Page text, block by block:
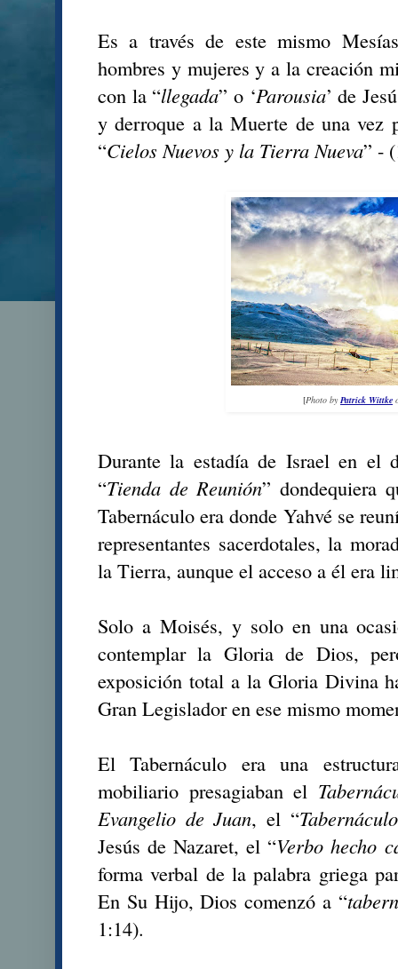
Es a través de este mismo
hombres y mujeres y a la creación
con la “llegada” o ‘Parousia’ de
y derroque a la Muerte de una vez
“Cielos Nuevos y la Tierra Nueva” -
[Photo byPatrick Wittke
Durante la estadía de Israel en el
“Tienda de Reunión” dondequiera
Tabernáculo era donde Yahvé se
representantes sacerdotales, la
la Tierra, aunque el acceso a él era
Solo a Moisés, y solo en una
contemplar la Gloria de Dios,
exposición total a la Gloria Divina
Gran Legislador en ese mismo
El Tabernáculo era una
mobiliario presagiaban el
Evangelio de Juan, el “Tabernáculo
Jesús de Nazaret, el “Verbo hecho
forma verbal de la palabra griega
En Su Hijo, Dios comenzó a “
1:14).